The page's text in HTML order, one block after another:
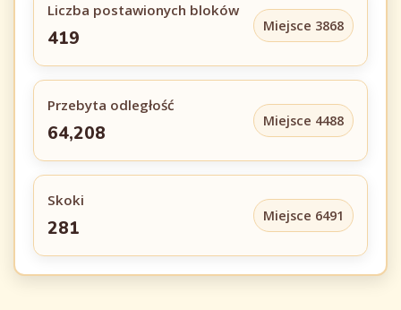
Liczba postawionych bloków
419
Miejsce 3868
Przebyta odległość
64,208
Miejsce 4488
Skoki
281
Miejsce 6491